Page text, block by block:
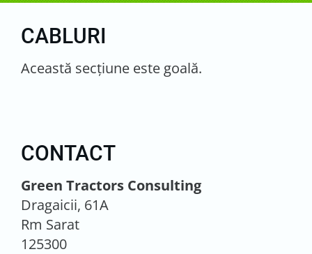
CABLURI
Această secţiune este goală.
CONTACT
Green Tractors Consulting
Dragaicii, 61A
Rm Sarat
125300